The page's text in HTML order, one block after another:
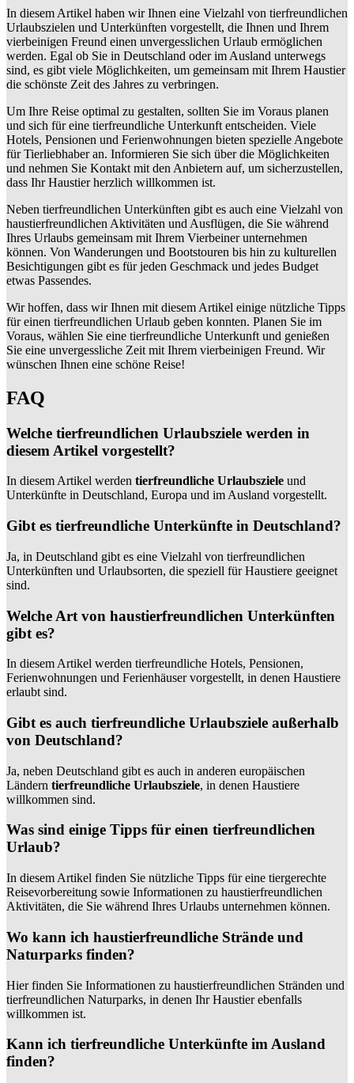
In diesem Artikel haben wir Ihnen eine Vielzahl von tierfreundlichen
Urlaubszielen und Unterkünften vorgestellt, die Ihnen und Ihrem
vierbeinigen Freund einen unvergesslichen Urlaub ermöglichen
werden. Egal ob Sie in Deutschland oder im Ausland unterwegs
sind, es gibt viele Möglichkeiten, um gemeinsam mit Ihrem Haustier
die schönste Zeit des Jahres zu verbringen.
Um Ihre Reise optimal zu gestalten, sollten Sie im Voraus planen
und sich für eine tierfreundliche Unterkunft entscheiden. Viele
Hotels, Pensionen und Ferienwohnungen bieten spezielle Angebote
für Tierliebhaber an. Informieren Sie sich über die Möglichkeiten
und nehmen Sie Kontakt mit den Anbietern auf, um sicherzustellen,
dass Ihr Haustier herzlich willkommen ist.
Neben tierfreundlichen Unterkünften gibt es auch eine Vielzahl von
haustierfreundlichen Aktivitäten und Ausflügen, die Sie während
Ihres Urlaubs gemeinsam mit Ihrem Vierbeiner unternehmen
können. Von Wanderungen und Bootstouren bis hin zu kulturellen
Besichtigungen gibt es für jeden Geschmack und jedes Budget
etwas Passendes.
Wir hoffen, dass wir Ihnen mit diesem Artikel einige nützliche Tipps
für einen tierfreundlichen Urlaub geben konnten. Planen Sie im
Voraus, wählen Sie eine tierfreundliche Unterkunft und genießen
Sie eine unvergessliche Zeit mit Ihrem vierbeinigen Freund. Wir
wünschen Ihnen eine schöne Reise!
FAQ
Welche tierfreundlichen Urlaubsziele werden in
diesem Artikel vorgestellt?
In diesem Artikel werden tierfreundliche Urlaubsziele und
Unterkünfte in Deutschland, Europa und im Ausland vorgestellt.
Gibt es tierfreundliche Unterkünfte in Deutschland?
Ja, in Deutschland gibt es eine Vielzahl von tierfreundlichen
Unterkünften und Urlaubsorten, die speziell für Haustiere geeignet
sind.
Welche Art von haustierfreundlichen Unterkünften
gibt es?
In diesem Artikel werden tierfreundliche Hotels, Pensionen,
Ferienwohnungen und Ferienhäuser vorgestellt, in denen Haustiere
erlaubt sind.
Gibt es auch tierfreundliche Urlaubsziele außerhalb
von Deutschland?
Ja, neben Deutschland gibt es auch in anderen europäischen
Ländern tierfreundliche Urlaubsziele, in denen Haustiere
willkommen sind.
Was sind einige Tipps für einen tierfreundlichen
Urlaub?
In diesem Artikel finden Sie nützliche Tipps für eine tiergerechte
Reisevorbereitung sowie Informationen zu haustierfreundlichen
Aktivitäten, die Sie während Ihres Urlaubs unternehmen können.
Wo kann ich haustierfreundliche Strände und
Naturparks finden?
Hier finden Sie Informationen zu haustierfreundlichen Stränden und
tierfreundlichen Naturparks, in denen Ihr Haustier ebenfalls
willkommen ist.
Kann ich tierfreundliche Unterkünfte im Ausland
finden?